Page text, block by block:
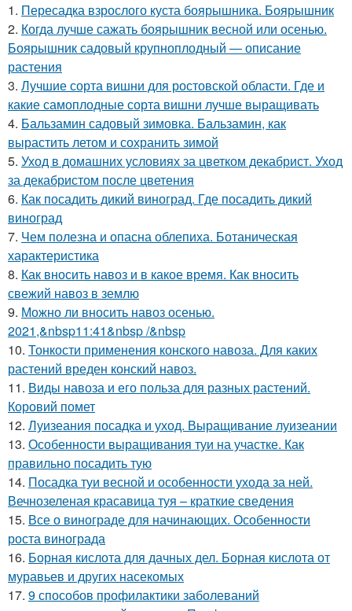
1. Пересадка взрослого куста боярышника. Боярышник
2. Когда лучше сажать боярышник весной или осенью.
Боярышник садовый крупноплодный — описание
растения
3. Лучшие сорта вишни для ростовской области. Где и
какие самоплодные сорта вишни лучше выращивать
4. Бальзамин садовый зимовка. Бальзамин, как
вырастить летом и сохранить зимой
5. Уход в домашних условиях за цветком декабрист. Уход
за декабристом после цветения
6. Как посадить дикий виноград. Где посадить дикий
виноград
7. Чем полезна и опасна облепиха. Ботаническая
характеристика
8. Как вносить навоз и в какое время. Как вносить
свежий навоз в землю
9. Можно ли вносить навоз осенью.
2021,&nbsp11:41&nbsp /&nbsp
10. Тонкости применения конского навоза. Для каких
растений вреден конский навоз.
11. Виды навоза и его польза для разных растений.
Коровий помет
12. Луизеания посадка и уход. Выращивание луизеании
13. Особенности выращивания туи на участке. Как
правильно посадить тую
14. Посадка туи весной и особенности ухода за ней.
Вечнозеленая красавица туя – краткие сведения
15. Все о винограде для начинающих. Особенности
роста винограда
16. Борная кислота для дачных дел. Борная кислота от
муравьев и других насекомых
17. 9 способов профилактики заболеваний